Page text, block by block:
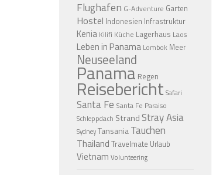
Flughafen G-Adventure Garten
Hostel Indonesien Infrastruktur
Kenia Kilifi Küche Lagerhaus Laos
Leben in Panama Lombok Meer
Neuseeland
Panama Regen
Reisebericht Safari
Santa Fe Santa Fe Paraiso
Schleppdach Strand Stray Asia
SydneyTansaniaTauchen
Thailand Travelmate Urlaub
Vietnam Volunteering